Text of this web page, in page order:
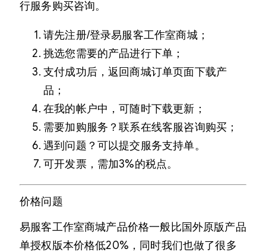
行服务购买咨询。
请先注册/登录易服客工作室商城；
挑选您需要的产品进行下单；
支付成功后，返回商城订单页面下载产
品；
在我的帐户中，可随时下载更新；
需要加购服务？联系在线客服咨询购买；
遇到问题？可以提交服务支持单。
可开发票，需加3%的税点。
价格问题
易服客工作室商城产品价格一般比国外原版产品
单授权版本价格低20%，同时我们也做了很多